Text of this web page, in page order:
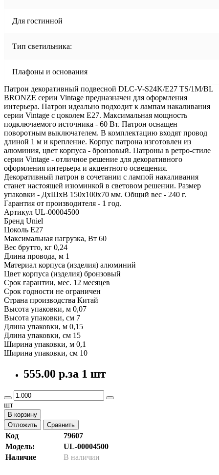
Для гостинной
Тип светильника:
Плафоны и основания
Патрон декоративный подвесной DLC-V-S24K/E27 TS/1M/BL
BRONZE серии Vintage предназначен для оформления
интерьера. Патрон идеально подходит к лампам накаливания
серии Vintage с цоколем Е27. Максимальная мощность
подключаемого источника - 60 Вт. Патрон оснащен
поворотным выключателем. В комплектацию входят провод
длиной 1 м и крепление. Корпус патрона изготовлен из
алюминия, цвет корпуса - бронзовый. Патроны в ретро-стиле
серии Vintage - отличное решение для декоративного
оформления интерьера и акцентного освещения.
Декоративный патрон в сочетании с лампой накаливания
станет настоящей изюминкой в световом решении. Размер
упаковки - ДхШхВ 150х100х70 мм. Общий вес - 240 г.
Гарантия от производителя - 1 год.
Артикул UL-00004500
Бренд Uniel
Цоколь E27
Максимальная нагрузка, Вт 60
Вес брутто, кг 0,24
Длина провода, м 1
Материал корпуса (изделия) алюминий
Цвет корпуса (изделия) бронзовый
Срок гарантии, мес. 12 месяцев
Срок годности не ограничен
Страна производства Китай
Высота упаковки, м 0,07
Высота упаковки, см 7
Длина упаковки, м 0,15
Длина упаковки, см 15
Ширина упаковки, м 0,1
Ширина упаковки, см 10
555.00 р.за 1 шт
шт
В корзину
Отложить
Сравнить
Код
79607
Модель:
UL-00004500
Наличие
В наличии